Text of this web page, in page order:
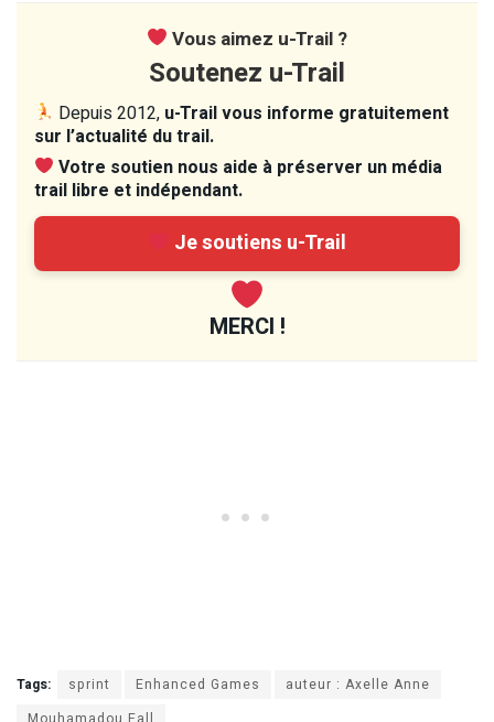
Vous aimez u-Trail ?
Soutenez u-Trail
Depuis 2012, u-Trail vous informe gratuitement
sur l’actualité du trail.
Votre soutien nous aide à préserver un média
trail libre et indépendant.
Je soutiens u-Trail
MERCI !
Tags: sprint Enhanced Games
auteur : Axelle Anne